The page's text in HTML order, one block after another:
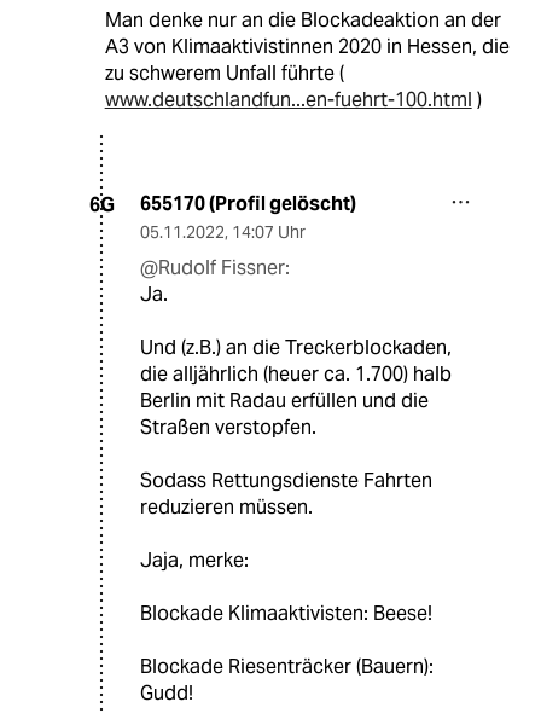
Man denke nur an die Blockadeaktion an der
A3 von Klimaaktivistinnen 2020 in Hessen, die
zu schwerem Unfall führte (
www.deutschlandfun...en-fuehrt-100.html )
6G 655170 (Profil gelöscht)
05.11.2022, 14:07 Uhr
@Rudolf Fissner:
Ja.
Und (z.B.) an die Treckerblockaden,
die alljährlich (heuer ca. 1.700) halb
Berlin mit Radau erfüllen und die
Straßen verstopfen.
Sodass Rettungsdienste Fahrten
reduzieren müssen.
Jaja, merke:
Blockade Klimaaktivisten: Beese!
Blockade Riesenträcker (Bauern):
Gudd!